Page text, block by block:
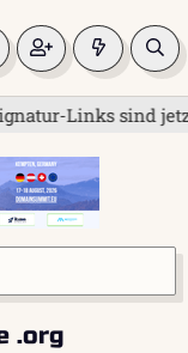
sind jetzt
.org